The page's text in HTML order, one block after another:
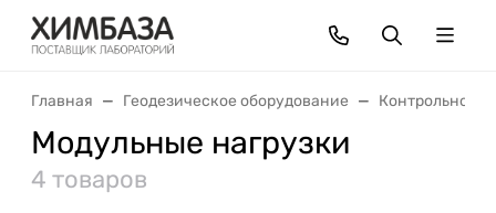
Главная Геодезическое оборудование Контрольно-
Модульные нагрузки
4 товаров